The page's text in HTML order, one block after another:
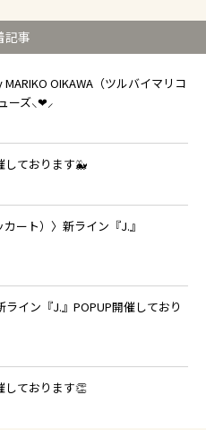
記事
OIKAWA（ツルバイマリコ
ーズ⸜❤︎⸝
しております🐳
ート）〉新ライン『J.』
ライン『J.』POPUP開催しており
しております👏